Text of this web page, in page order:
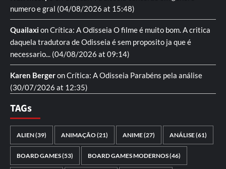
numero e gral (04/08/2026 at 15:48)
QuailaxionCrítica: A Odisseia O filme é muito bom. A critica
daquela tradutora de Odisseia é sem proposito ja que é
necessario... (04/08/2026 at 09:14)
Karen BergeronCrítica: A Odisseia Parabéns pela análise
(30/07/2026 at 12:35)
TAGs
ALIEN(39) ANIMAÇÃO(21) ANIME(27) ANÁLISE(61)
BOARD GAMES(53) BOARD GAMES MODERNOS(46)